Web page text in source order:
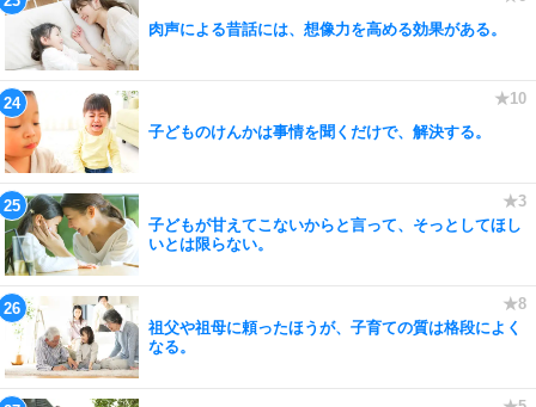
肉声による昔話には、想像力を高める効果がある。
子どものけんかは事情を聞くだけで、解決する。
子どもが甘えてこないからと言って、そっとしてほし
いとは限らない。
祖父や祖母に頼ったほうが、子育ての質は格段によく
なる。